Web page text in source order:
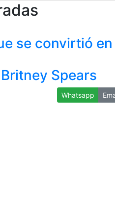
se convirtió
Spears
Whatsapp